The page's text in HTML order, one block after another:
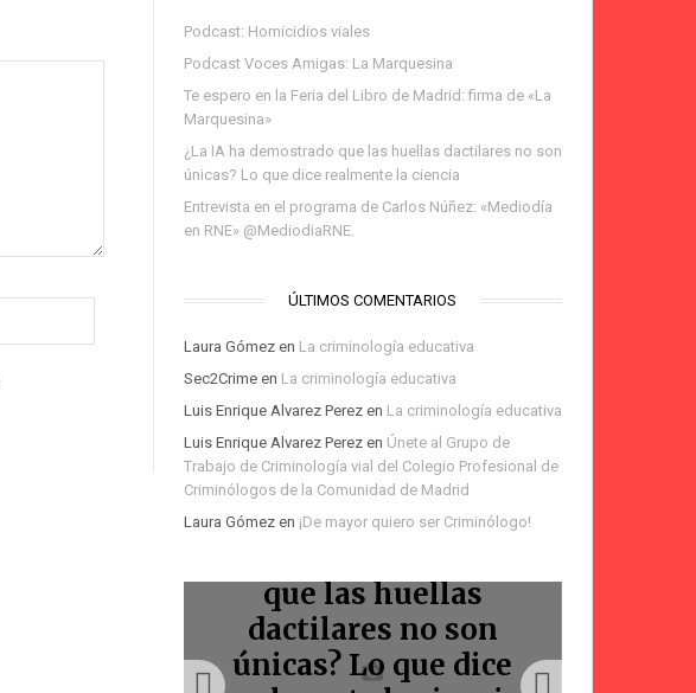
Podcast: Homicidios viales
Podcast Voces Amigas: La Marquesina
Te espero en la Feria del Libro de Madrid: firma de «La
Marquesina»
¿La IA ha demostrado que las huellas dactilares no son
únicas? Lo que dice realmente la ciencia
Entrevista en el programa de Carlos Núñez: «Mediodía
en RNE» @MediodiaRNE.
ÚLTIMOS COMENTARIOS
Laura Gómezen La criminología educativa
Sec2Crimeen La criminología educativa
Luis Enrique Alvarez Perezen La criminología educativa
Luis Enrique Alvarez Perezen Únete al Grupo de
Trabajo de Criminología vial del Colegio Profesional de
Criminólogos de la Comunidad de Madrid
Laura Gómezen ¡De mayor quiero ser Criminólogo!
Bienvenidos
criminólogos
Podcast: Homicidios
viales
Podcast Voces Amigas:
La Marquesina
Te espero en la Feria
del Libro de Madrid:
firma de «La
Marquesina»
que las huellas
dactilares no son
únicas? Lo que dice